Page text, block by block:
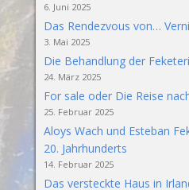
6. Juni 2025
Das Rendezvous von…
3. Mai 2025
Die Behandlung der
24. März 2025
For sale oder Die Reise
25. Februar 2025
Aloys Wach und Esteban
20. Jahrhunderts
14. Februar 2025
Das versteckte Haus in